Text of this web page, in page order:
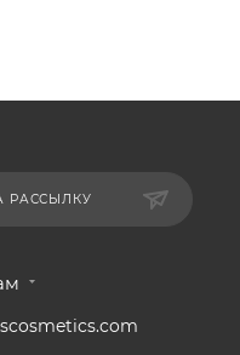
РАССЫЛКУ